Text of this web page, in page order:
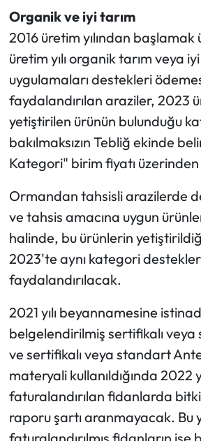
Organik ve iyi tarım
2016 üretim yılından
üretim yılı organik tarım veya
uygulamaları destekleri
faydalandırılan araziler, 2023
yetiştirilen ürünün bulunduğu
bakılmaksızın Tebliğ ekinde
Kategori" birim fiyatı
Ormandan tahsisli arazilerde
ve tahsis amacına uygun
halinde, bu ürünlerin
2023'te aynı kategori
faydalandırılacak.
2021 yılı beyannamesine
belgelendirilmiş sertifikalı
ve sertifikalı veya standart
materyali kullanıldığında 2022
faturalandırılan fidanlarda
raporu şartı aranmayacak. Bu